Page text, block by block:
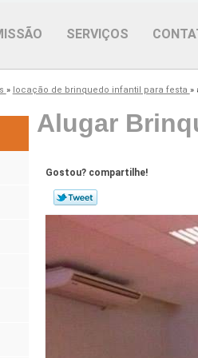
SERVIÇOS
» locação de brinquedo infantil para festa »
Alugar
Gostou? compartilhe!